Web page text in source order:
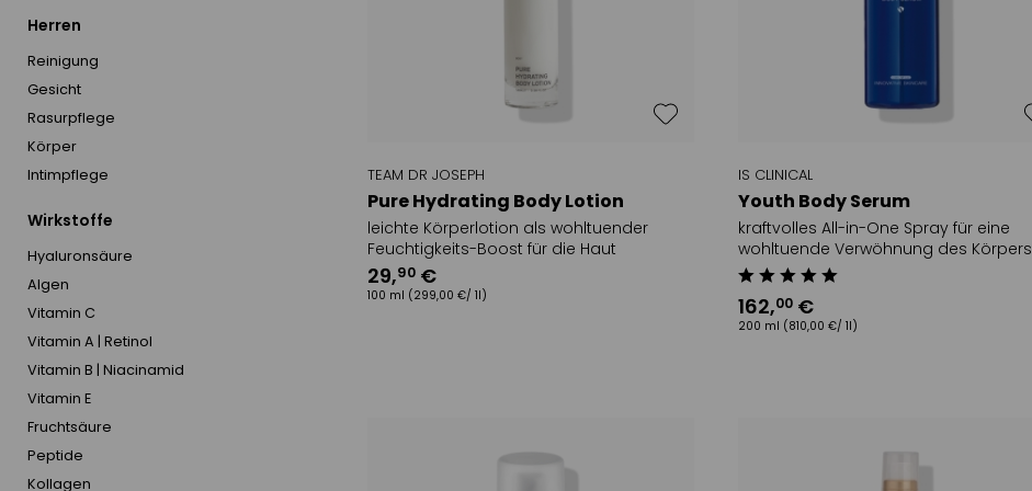
Herren
Reinigung
Gesicht
Rasurpflege
Körper
Intimpflege
Wirkstoffe
Hyaluronsäure
Algen
Vitamin C
Vitamin A | Retinol
Vitamin B | Niacinamid
Vitamin E
Fruchtsäure
Peptide
Kollagen
MARIA GALLAND
MBR medical beauty
REBIOME
SKINCEUTICALS
TEAM DR JOSEPH
VITALIS DR JOSEPH
Neurodermitis /
porenverfeinernde
Pigmentflecken
Augenmasken /
Patches
Körperpeeling
Körperlotion / Gel
Körpercreme
TEAM DR JOSEPH
Pure Hydrating Body Lotion
leichte Körperlotion als wohltuender
Feuchtigkeits-Boost für die Haut
29,90 €
100 ml (299,00 €/ 1l)
IS CLINICAL
Youth Body Serum
kraftvolles All-in-One Spray für eine
wohltuende Verwöhnung des Körpers
162,00 €
200 ml (810,00 €/ 1l)